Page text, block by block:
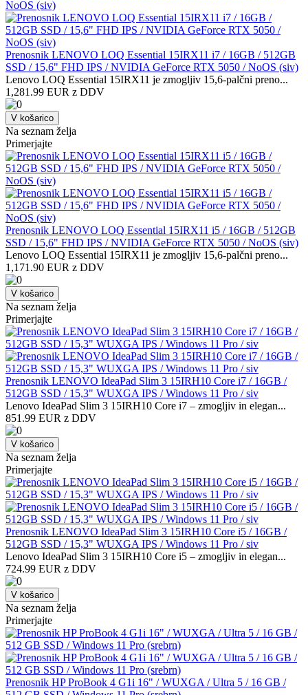
Prenosnik LENOVO LOQ Essential 15IRX11 i7 / 16GB / 512GB
SSD / 15,6" FHD IPS / NVIDIA GeForce RTX 5050 / NoOS (siv)
Lenovo LOQ Essential 15IRX11 je zmogljiv 15,6-palčni preno...
1,281.99 EUR z DDV
V košarico
Na seznam želja
Primerjajte
Prenosnik LENOVO LOQ Essential 15IRX11 i5 / 16GB / 512GB
SSD / 15,6" FHD IPS / NVIDIA GeForce RTX 5050 / NoOS (siv)
Lenovo LOQ Essential 15IRX11 je zmogljiv 15,6-palčni preno...
1,171.90 EUR z DDV
V košarico
Na seznam želja
Primerjajte
Prenosnik LENOVO IdeaPad Slim 3 15IRH10 Core i7 / 16GB /
512GB SSD / 15,3" WUXGA IPS / Windows 11 Pro / siv
Lenovo IdeaPad Slim 3 15IRH10 Core i7 – zmogljiv in elegan...
851.99 EUR z DDV
V košarico
Na seznam želja
Primerjajte
Prenosnik LENOVO IdeaPad Slim 3 15IRH10 Core i5 / 16GB /
512GB SSD / 15,3" WUXGA IPS / Windows 11 Pro / siv
Lenovo IdeaPad Slim 3 15IRH10 Core i5 – zmogljiv in elegan...
724.99 EUR z DDV
V košarico
Na seznam želja
Primerjajte
Prenosnik HP ProBook 4 G1i 16" / WUXGA / Ultra 5 / 16 GB /